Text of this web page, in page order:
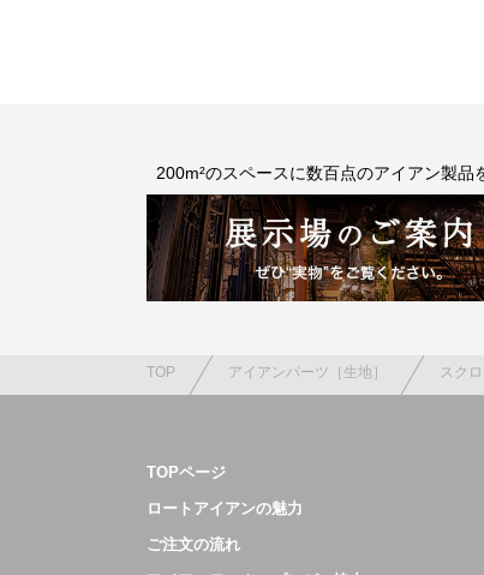
200m²のスペースに数百点のアイアン製品
TOP アイアンパーツ［生地］ スク
TOPページ
ロートアイアンの魅力
ご注文の流れ